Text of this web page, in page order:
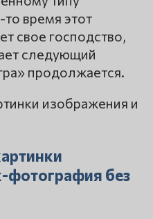
время этот
свое господство,
следующий
продолжается.
фотография без